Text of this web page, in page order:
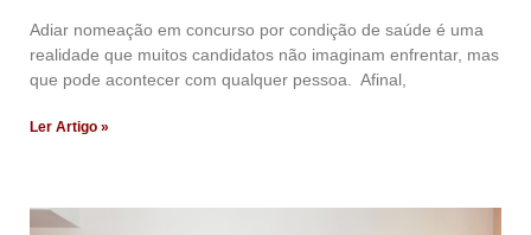
Adiar nomeação em concurso por condição de saúde é uma
realidade que muitos candidatos não imaginam enfrentar, mas
que pode acontecer com qualquer pessoa. Afinal,
Ler Artigo »